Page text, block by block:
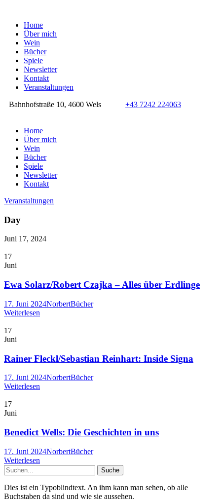
Home
Über mich
Wein
Bücher
Spiele
Newsletter
Kontakt
Veranstaltungen
Bahnhofstraße 10, 4600 Wels +43 7242 224063
Home
Über mich
Wein
Bücher
Spiele
Newsletter
Kontakt
Veranstaltungen
Day
Juni 17, 2024
17
Juni
Ewa Solarz/Robert Czajka – Alles über Erdlinge
17. Juni 2024NorbertBücher
Weiterlesen
17
Juni
Rainer Fleckl/Sebastian Reinhart: Inside Signa
17. Juni 2024NorbertBücher
Weiterlesen
17
Juni
Benedict Wells: Die Geschichten in uns
17. Juni 2024NorbertBücher
Weiterlesen
Dies ist ein Typoblindtext. An ihm kann man sehen, ob alle
Buchstaben da sind und wie sie aussehen.